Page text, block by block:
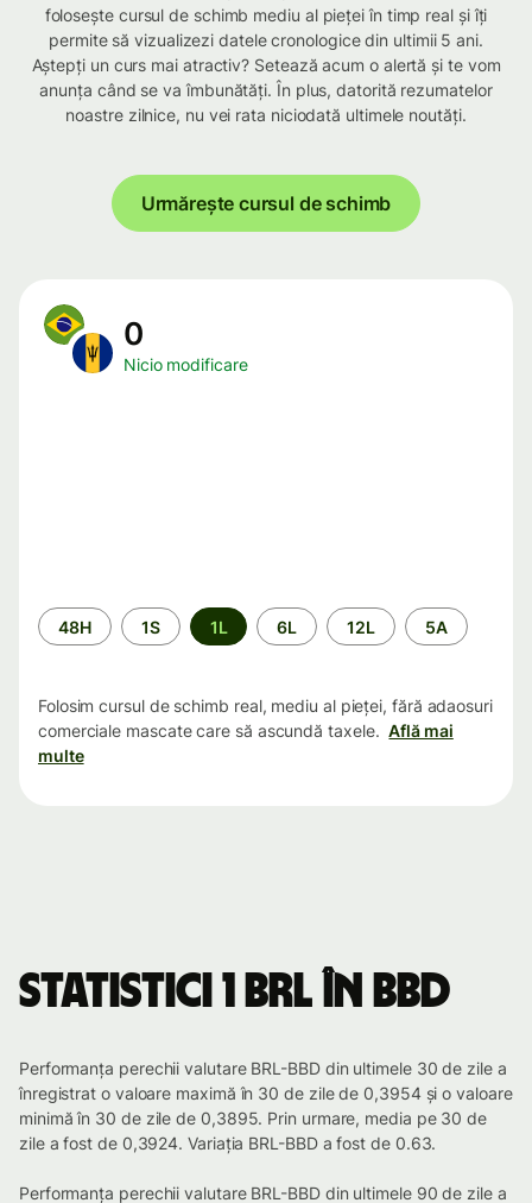
folosește cursul de schimb mediu al pieței în timp real și îți
permite să vizualizezi datele cronologice din ultimii 5 ani.
Aștepți un curs mai atractiv? Setează acum o alertă și te vom
anunța când se va îmbunătăți. În plus, datorită rezumatelor
noastre zilnice, nu vei rata niciodată ultimele noutăți.
Urmărește cursul de schimb
0
Nicio modificare
Perioada
48H 1S 1L 6L 12L 5A
Folosim cursul de schimb real, mediu al pieței, fără adaosuri
comerciale mascate care să ascundă taxele. Află mai
multe
Statistici 1 BRL în BBD
Performanța perechii valutare BRL-BBD din ultimele 30 de zile a
înregistrat o valoare maximă în 30 de zile de 0,3954 și o valoare
minimă în 30 de zile de 0,3895. Prin urmare, media pe 30 de
zile a fost de 0,3924. Variația BRL-BBD a fost de 0.63.
Performanța perechii valutare BRL-BBD din ultimele 90 de zile a